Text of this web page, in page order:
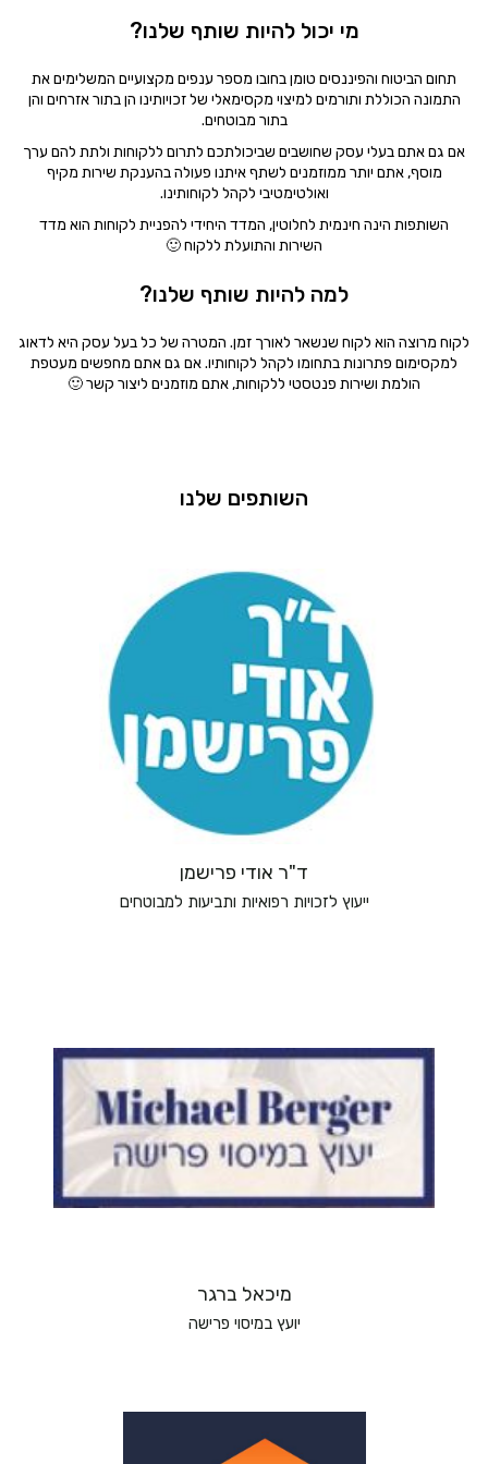
מי יכול להיות שותף שלנו?
תחום הביטוח והפיננסים טומן בחובו מספר ענפים מקצועיים המשלימים את
התמונה הכוללת ותורמים למיצוי מקסימאלי של זכויותינו הן בתור אזרחים והן
בתור מבוטחים.
אם גם אתם בעלי עסק שחושבים שביכולתכם לתרום ללקוחות ולתת להם ערך
מוסף, אתם יותר ממוזמנים לשתף איתנו פעולה בהענקת שירות מקיף
ואולטימטיבי לקהל לקוחותינו.
השותפות הינה חינמית לחלוטין, המדד היחידי להפניית לקוחות הוא מדד
השירות והתועלת ללקוח 🙂
למה להיות שותף שלנו?
לקוח מרוצה הוא לקוח שנשאר לאורך זמן. המטרה של כל בעל עסק היא לדאוג
למקסימום פתרונות בתחומו לקהל לקוחותיו. אם גם אתם מחפשים מעטפת
הולמת ושירות פנטסטי ללקוחות, אתם מוזמנים ליצור קשר 🙂
השותפים שלנו
ד"ר אודי פרישמן
ייעוץ לזכויות רפואיות ותביעות למבוטחים
מיכאל ברגר
יועץ במיסוי פרישה